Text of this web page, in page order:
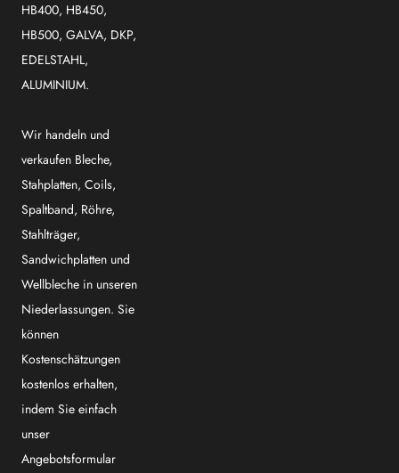
HB400, HB450,
HB500, GALVA, DKP,
EDELSTAHL,
ALUMINIUM.
Wir handeln und
verkaufen Bleche,
Stahplatten, Coils,
Spaltband, Röhre,
Stahlträger,
Sandwichplatten und
Wellbleche in unseren
Niederlassungen. Sie
können
Kostenschätzungen
kostenlos erhalten,
indem Sie einfach
unser
Angebotsformular